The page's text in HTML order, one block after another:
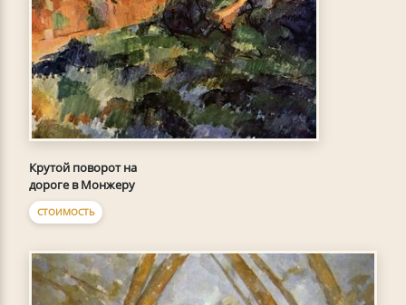
Крутой поворот на
дороге в Монжеру
СТОИМОСТЬ